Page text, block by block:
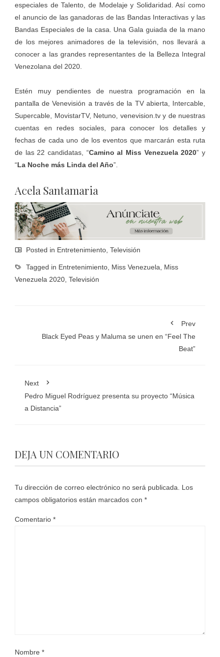
especiales de Talento, de Modelaje y Solidaridad. Así como
el anuncio de las ganadoras de las Bandas Interactivas y las
Bandas Especiales de la casa. Una Gala guiada de la mano
de los mejores animadores de la televisión, nos llevará a
conocer a las grandes representantes de la Belleza Integral
Venezolana del 2020.
Estén muy pendientes de nuestra programación en la
pantalla de Venevisión a través de la TV abierta, Intercable,
Supercable, MovistarTV, Netuno, venevision.tvy de nuestras
cuentas en redes sociales, para conocer los detalles y
fechas de cada uno de los eventos que marcarán esta ruta
de las 22 candidatas, “Camino al Miss Venezuela 2020” y
“La Noche más Linda del Año”.
Acela Santamaria
Posted in Entretenimiento Televisión
Tagged in Entretenimiento Miss Venezuela
Miss
Venezuela 2020 Televisión
Prev
Black Eyed Peas y Maluma se unen en “Feel The
Beat”
Next
Pedro Miguel Rodríguez presenta su proyecto “Música
a Distancia”
DEJA UN COMENTARIO
Tu dirección de correo electrónico no será publicada.
Los
campos obligatorios están marcados con *
Comentario *
Nombre *